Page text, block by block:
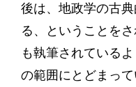
後は、地政学の古
る、ということを
も執筆されている
の範囲にとどまっ